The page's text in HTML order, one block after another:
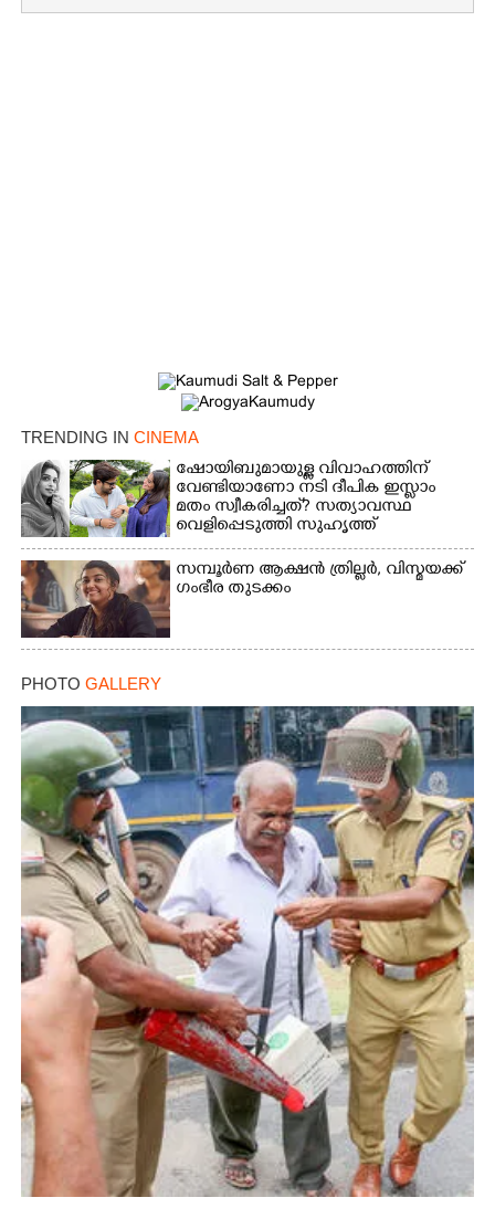
TRENDING IN CINEMA
ഷോയിബുമായുള്ള വിവാഹത്തിന്
വേണ്ടിയാണോ നടി ദീപിക ഇസ്ലാം
മതം സ്വീകരിച്ചത്? സത്യാവസ്ഥ
വെളിപ്പെടുത്തി സുഹൃത്ത്‌
സമ്പൂർണ ആക്ഷൻ ത്രില്ലർ,​ വിസ്മയക്ക്
ഗംഭീര തുടക്കം
PHOTO GALLERY